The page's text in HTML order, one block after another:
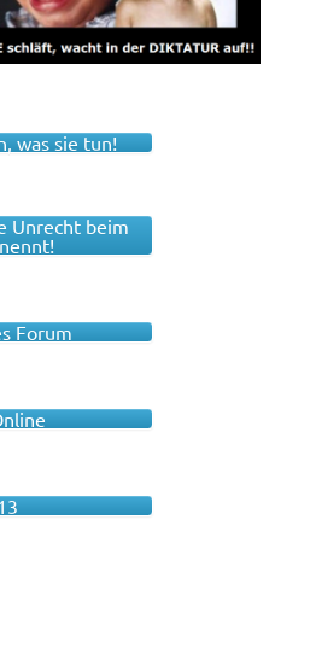
was sie tun!
Unrecht beim
Forum